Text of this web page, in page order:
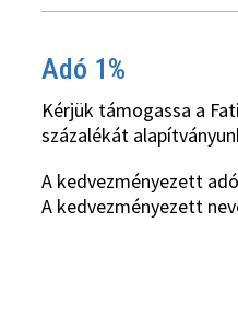
Adó 1%
Kérjük támogassa a
százalékát
A kedvezményezett
A kedvezményezett